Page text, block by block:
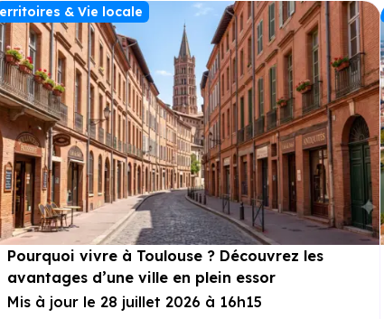
& Vie locale
Pourquoi vivre à Toulouse ? Découvrez les
avantages d’une ville en plein essor
Mis à jour le 28 juillet 2026 à 16h15